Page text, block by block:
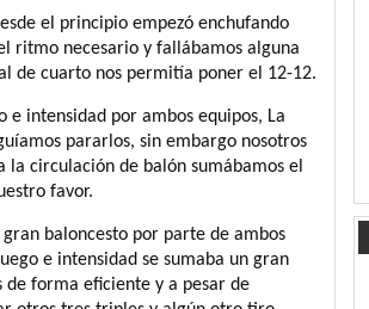
el principio empezó enchufando
ritmo necesario y fallábamos alguna
de cuarto nos permitía poner el 12-12.
e intensidad por ambos equipos, La
pararlos, sin embargo nosotros
la circulación de balón sumábamos el
favor.
baloncesto por parte de ambos
e intensidad se sumaba un gran
de forma eficiente y a pesar de